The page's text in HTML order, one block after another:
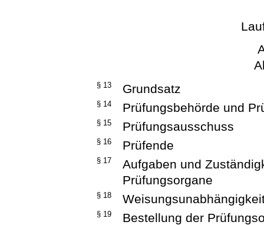
§ 13 Grundsatz
§ 14 Prüfungsbehörde und
§ 15 Prüfungsausschuss
§ 16 Prüfende
§ 17
Aufgaben und
Prüfungsorgane
§ 18
§ 19
Bestellung der